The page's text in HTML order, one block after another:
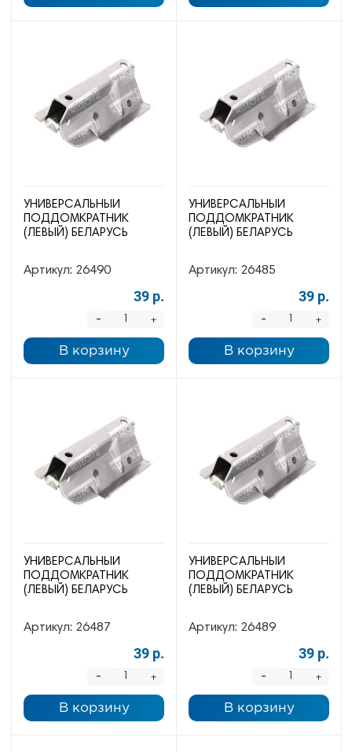
УНИВЕРСАЛЬНЫЙ
ПОДДОМКРАТНИК
(ЛЕВЫЙ) БЕЛАРУСЬ
Артикул: 26490
39 р.
+
-
В корзину
УНИВЕРСАЛЬНЫЙ
ПОДДОМКРАТНИК
(ЛЕВЫЙ) БЕЛАРУСЬ
Артикул: 26485
39 р.
+
-
В корзину
УНИВЕРСАЛЬНЫЙ
ПОДДОМКРАТНИК
(ЛЕВЫЙ) БЕЛАРУСЬ
Артикул: 26487
39 р.
+
-
В корзину
УНИВЕРСАЛЬНЫЙ
ПОДДОМКРАТНИК
(ЛЕВЫЙ) БЕЛАРУСЬ
Артикул: 26489
39 р.
+
-
В корзину